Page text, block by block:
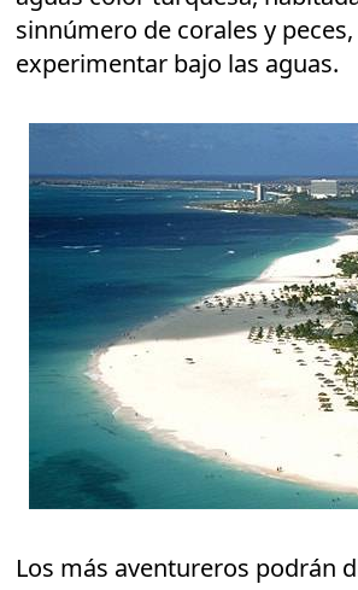
sinnúmero de corales y
experimentar bajo las aguas.
Los más aventureros podrán